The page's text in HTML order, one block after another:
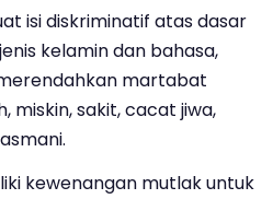
isi diskriminatif atas dasar
kelamin dan bahasa,
martabat
miskin, sakit, cacat jiwa,
kewenangan mutlak untuk